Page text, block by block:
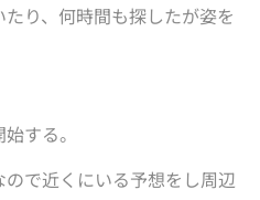
り、何時間も探したが姿を
する。
で近くにいる予想をし周辺